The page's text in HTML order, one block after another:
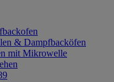
& Dampfbacköfen
mit Mikrowelle